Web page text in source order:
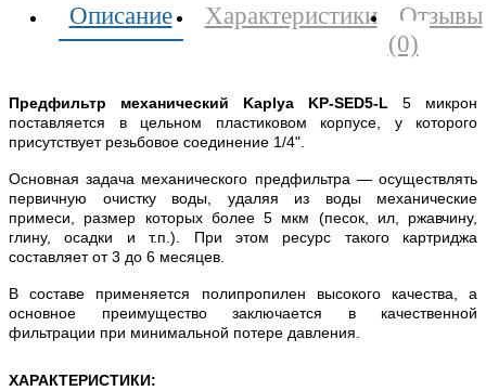
Описание Характеристики
Отзывы
(0)
Предфильтр механический Kaplya KP-SED5-L 5 микрон
поставляется в цельном пластиковом корпусе, у которого
присутствует резьбовое соединение 1/4".
Основная задача механического предфильтра — осуществлять
первичную очистку воды, удаляя из воды механические
примеси, размер которых более 5 мкм (песок, ил, ржавчину,
глину, осадки и т.п.). При этом ресурс такого картриджа
составляет от 3 до 6 месяцев.
В составе применяется полипропилен высокого качества, а
основное преимущество заключается в качественной
фильтрации при минимальной потере давления.
ХАРАКТЕРИСТИКИ: